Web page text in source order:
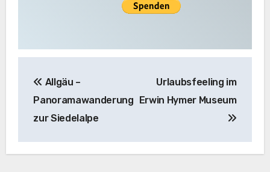
Allgäu –
Panoramawanderung
zur Siedelalpe
Urlaubsfeeling im
Erwin Hymer Museum